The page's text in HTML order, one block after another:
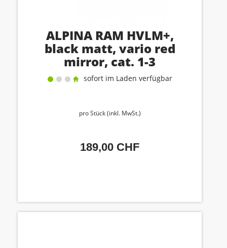
ALPINA RAM HVLM+,
black matt, vario red
mirror, cat. 1-3
sofort im Laden verfügbar
pro Stück (inkl. MwSt.)
189,00 CHF